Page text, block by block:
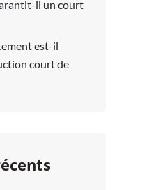
il un court
est-il
court de